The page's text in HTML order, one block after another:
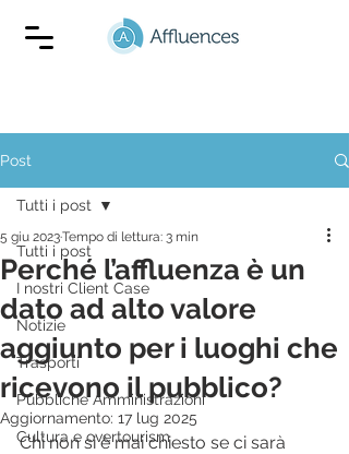
Post
Tutti i post
I nostri Client Case
Notizie
Trasporti
Pubbliche Amministrazioni
Cultura e overtourism
Tutti i post
Perché l’affluenza è un
dato ad alto valore
aggiunto per i luoghi che
ricevono il pubblico?
5 giu 2023Tempo di lettura: 3 min
Aggiornamento: 17 lug 2025
Chi non si è mai chiesto se ci sarà